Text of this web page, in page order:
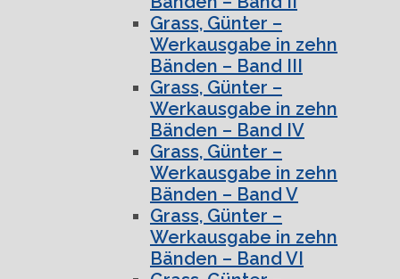
Grass, Günter –
Werkausgabe in zehn
Bänden – Band III
Grass, Günter –
Werkausgabe in zehn
Bänden – Band IV
Grass, Günter –
Werkausgabe in zehn
Bänden – Band V
Grass, Günter –
Werkausgabe in zehn
Bänden – Band VI